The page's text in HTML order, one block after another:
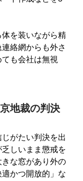
を装いながら精
絡網からも外さ
も会社は無視
地裁の判決
がたい判決を出
しいまま懲戒を
きな窓があり外の
かつ開放的」な